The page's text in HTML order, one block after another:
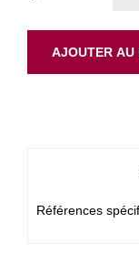
AJOUTER AU
Références